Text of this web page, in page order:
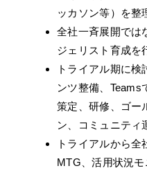
ッカソン等）を整
全社一斉展開では
ジェリスト育成を
トライアル期に
ンツ整備、Teams
策定、研修、ゴー
ン、コミュニティ
トライアルから
MTG、活用状況